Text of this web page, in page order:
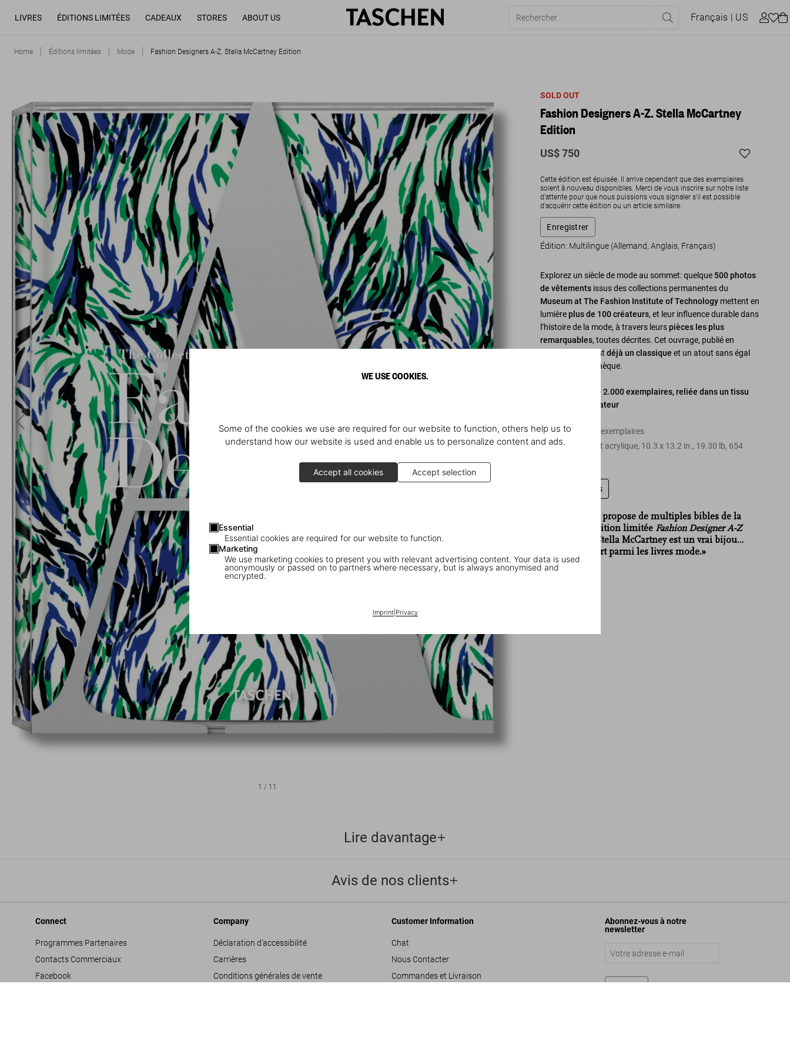
WE USE COOKIES.
Some of the cookies we use are required for our website to function, others help us to
understand how our website is used and enable us to personalize content and ads.
Accept all cookies Accept selection
Essential
Essential cookies are required for our website to function.
Marketing
We use marketing cookies to present you with relevant advertising content. Your data is used
anonymously or passed on to partners where necessary, but is always anonymised and
encrypted.
Imprint| Privacy
LIVRES ÉDITIONS LIMITÉES CADEAUX STORES ABOUT US Français | US
Home Éditions limitées Mode Fashion Designers A-Z. Stella McCartney Edition
1 / 11
SOLD OUT
Fashion Designers A-Z. Stella McCartney
Edition
US$ 750
Cette édition est épuisée. Il arrive cependant que des exemplaires
soient à nouveau disponibles. Merci de vous inscrire sur notre liste
d’attente pour que nous puissions vous signaler s'il est possible
d'acquérir cette édition ou un article similaire.
Enregistrer
Édition: Multilingue (Allemand, Anglais, Français)
Explorez un siècle de mode au sommet: quelque 500 photos
de vêtements issus des collections permanentes du
Museum at The Fashion Institute of Technology mettent en
lumièreplus de 100 créateurs, et leur influence durable dans
l’histoire de la mode, à travers leurspièces les plus
remarquables, toutes décrites. Cet ouvrage, publié en
édition limitée, estdéjà un classique et un atout sans égal
dans une bibliothèque.
Édition limitée à 2.000 exemplaires, reliée dans un tissu
conçu par le créateur
Édition de 2.000 exemplaires
Relié sous coffret acrylique, 10.3 x 13.2 in., 19.30 lb, 654
Laissez un avis
«Si TASCHEN propose de multiples bibles de la
mode, cette édition limitée Fashion Designer A-Z
designée par Stella McCartney est un vrai bijou…
une œuvre d’art parmi les livres mode.»
elle.be
Lire davantage
Avis de nos clients
Connect
Programmes Partenaires
Contacts Commerciaux
Facebook
Company
Déclaration d’accessibilité
Carrières
Conditions générales de vente
Customer Information
Chat
Nous Contacter
Commandes et Livraison
Abonnez-vous à notre
newsletter